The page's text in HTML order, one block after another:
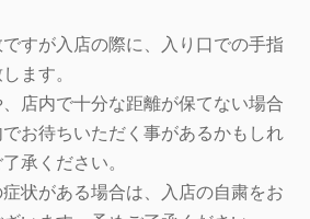
すが入店の際に、入り口での手指
ます。
店内で十分な距離が保てない場合
お待ちいただく事があるかもしれ
承ください。
状がある場合は、入店の自粛をお